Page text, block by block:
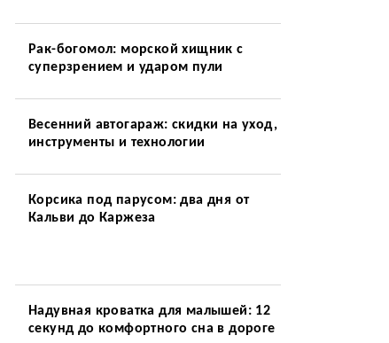
Рак-богомол: морской хищник с
суперзрением и ударом пули
Весенний автогараж: скидки на уход,
инструменты и технологии
Корсика под парусом: два дня от
Кальви до Каржеза
Надувная кроватка для малышей: 12
секунд до комфортного сна в дороге